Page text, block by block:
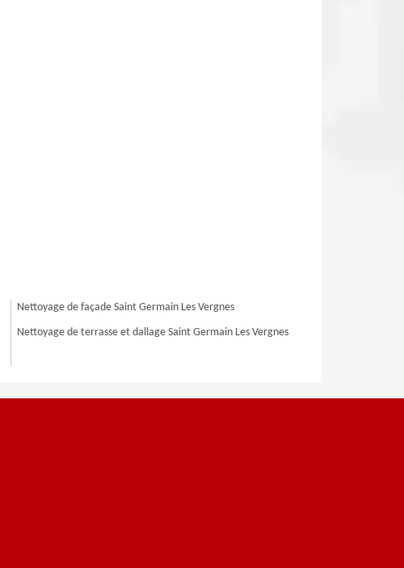
Nettoyage de façade Saint Germain Les Vergnes
Nettoyage de terrasse et dallage Saint Germain Les Vergnes